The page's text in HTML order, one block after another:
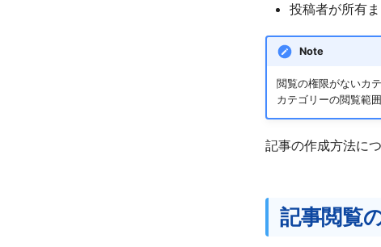
投稿者が所有
Note
閲覧の権限がないカ
カテゴリーの閲覧範
記事の作成方法に
記事閲覧